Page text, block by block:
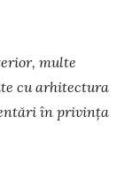
multe
cu arhitectura
în privința